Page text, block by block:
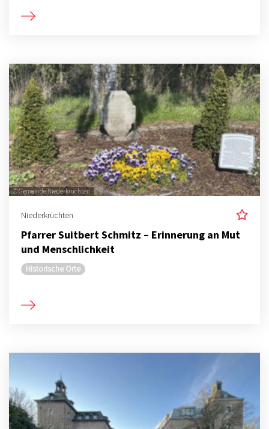
© Gemeinde Niederkrüchten
Niederkrüchten
Pfarrer Suitbert Schmitz – Erinnerung an Mut
und Menschlichkeit
Historische Orte